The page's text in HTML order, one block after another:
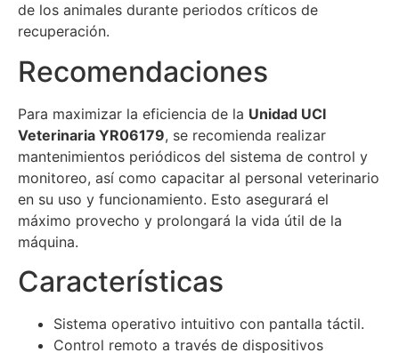
de los animales durante periodos críticos de
recuperación.
Recomendaciones
Para maximizar la eficiencia de la Unidad UCI
Veterinaria YR06179, se recomienda realizar
mantenimientos periódicos del sistema de control y
monitoreo, así como capacitar al personal veterinario
en su uso y funcionamiento. Esto asegurará el
máximo provecho y prolongará la vida útil de la
máquina.
Características
Sistema operativo intuitivo con pantalla táctil.
Control remoto a través de dispositivos